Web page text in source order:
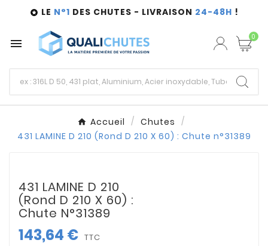
 LE N°1 DES CHUTES - LIVRAISON 24-48H !
 0
Accueil
Chutes
431 LAMINE D 210 (Rond D 210 X 60) : Chute n°31389
431 LAMINE D 210
(Rond D 210 X 60) :
Chute N°31389
143,64 € TTC